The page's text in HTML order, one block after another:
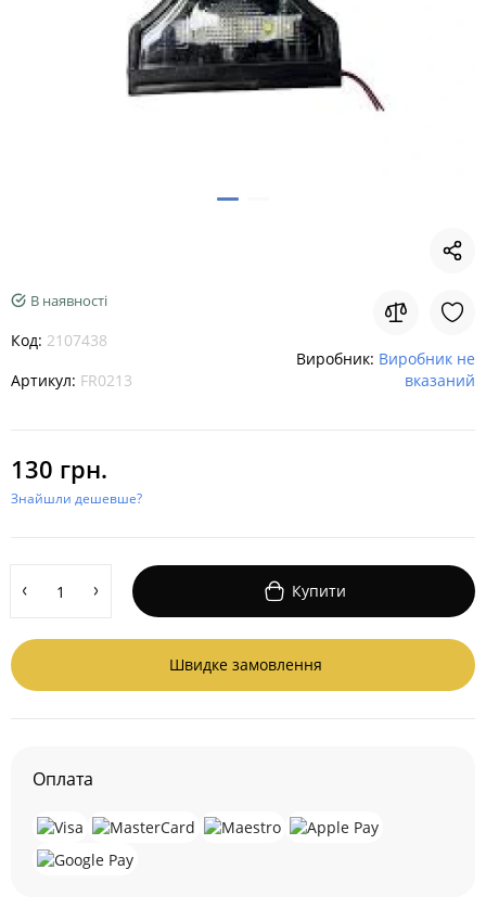
В наявності
Код: 2107438
Артикул: FR0213
Виробник: Виробник не
вказаний
130 грн.
Знайшли дешевше?
Купити
Швидке замовлення
Оплата